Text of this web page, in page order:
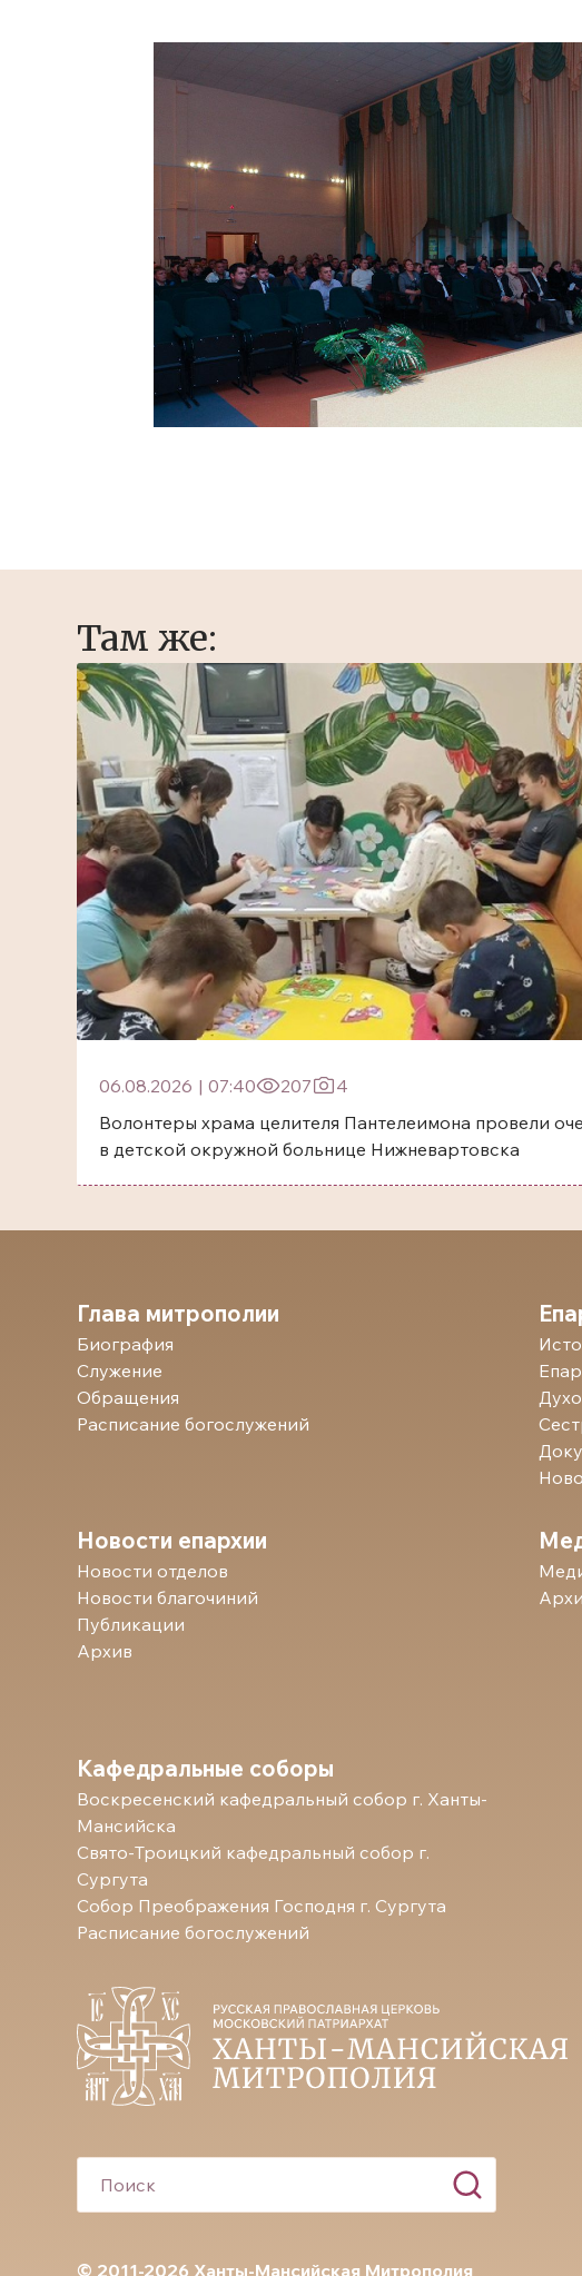
Там же:
06.08.2026 | 07:40 207
4
Волонтеры храма целителя Пантелеимона провели
в детской окружной больнице Нижневартовска
© 2011-2026 Ханты-Мансийская Митрополия
Глава митрополии
Биография
Служение
Обращения
Расписание богослужений
Новости епархии
Новости отделов
Новости благочиний
Публикации
Архив
Кафедральные соборы
Воскресенский кафедральный собор г. Ханты-
Мансийска
Свято-Троицкий кафедральный собор г.
Сургута
Собор Преображения Господня г. Сургута
Расписание богослужений